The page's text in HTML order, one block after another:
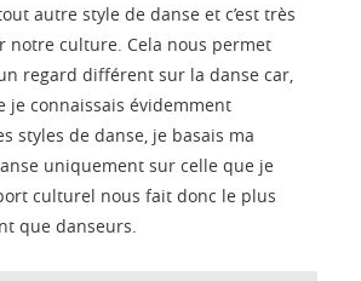
autre style de danse et c’est très
notre culture. Cela nous permet
regard différent sur la danse car,
je connaissais évidemment
styles de danse, je basais ma
uniquement sur celle que je
culturel nous fait donc le plus
que danseurs.